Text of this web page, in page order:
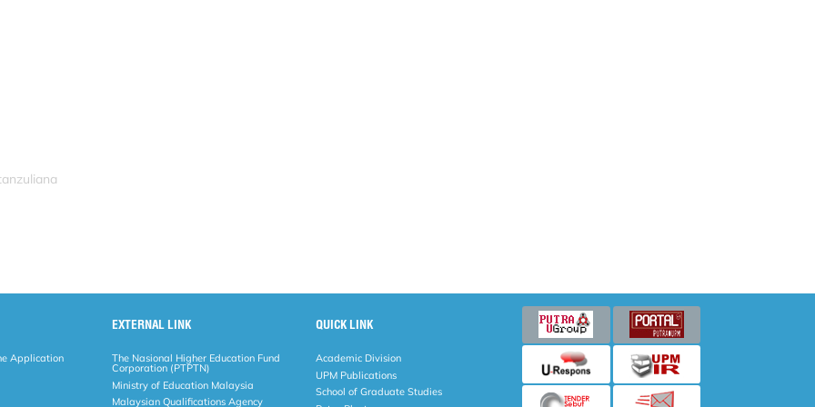
Application
EXTERNAL LINK
The Nasional Higher Education Fund
Corporation (PTPTN)
Ministry of Education Malaysia
Malaysian Qualifications Agency
QUICK LINK
Academic Division
UPM Publications
School of Graduate Studies